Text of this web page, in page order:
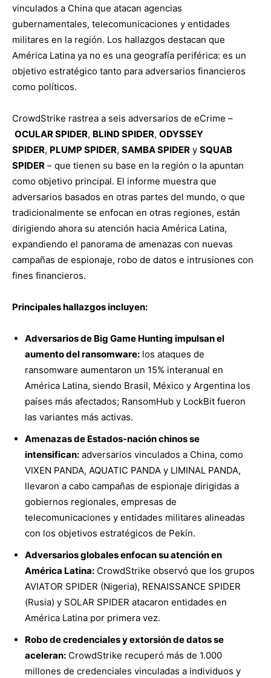
vinculados a China que atacan agencias
gubernamentales, telecomunicaciones y entidades
militares en la región. Los hallazgos destacan que
América Latina ya no es una geografía periférica: es un
objetivo estratégico tanto para adversarios financieros
como políticos.
CrowdStrike rastrea a seis adversarios de eCrime –
OCULAR SPIDER, BLIND SPIDER, ODYSSEY
SPIDER, PLUMP SPIDER, SAMBA SPIDER y SQUAB
SPIDER – que tienen su base en la región o la apuntan
como objetivo principal. El informe muestra que
adversarios basados en otras partes del mundo, o que
tradicionalmente se enfocan en otras regiones, están
dirigiendo ahora su atención hacia América Latina,
expandiendo el panorama de amenazas con nuevas
campañas de espionaje, robo de datos e intrusiones con
fines financieros.
Principales hallazgos incluyen:
Adversarios de Big Game Hunting impulsan el
aumento del ransomware: los ataques de
ransomware aumentaron un 15% interanual en
América Latina, siendo Brasil, México y Argentina los
países más afectados; RansomHub y LockBit fueron
las variantes más activas.
Amenazas de Estados-nación chinos se
intensifican: adversarios vinculados a China, como
VIXEN PANDA, AQUATIC PANDA y LIMINAL PANDA,
llevaron a cabo campañas de espionaje dirigidas a
gobiernos regionales, empresas de
telecomunicaciones y entidades militares alineadas
con los objetivos estratégicos de Pekín.
Adversarios globales enfocan su atención en
América Latina: CrowdStrike observó que los grupos
AVIATOR SPIDER (Nigeria), RENAISSANCE SPIDER
(Rusia) y SOLAR SPIDER atacaron entidades en
América Latina por primera vez.
Robo de credenciales y extorsión de datos se
aceleran: CrowdStrike recuperó más de 1.000
millones de credenciales vinculadas a individuos y